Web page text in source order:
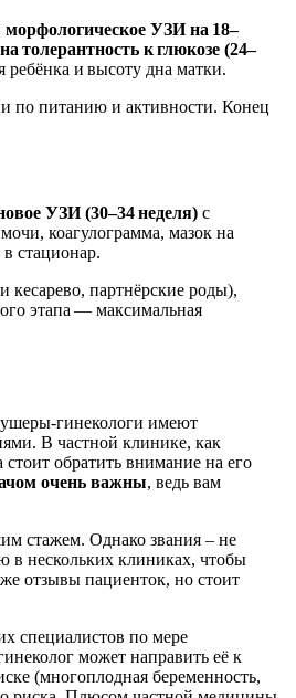
морфологическое УЗИ на 18–
толерантность к глюкозе (24–
и высоту дна матки.
по питанию и активности. Конец
УЗИ (30–34 неделя) с
коагулограмма, мазок на
стационар.
партнёрские роды),
этапа — максимальная
гинекологи имеют
В частной клинике, как
обратить внимание на его
очень важны, ведь вам
стажем. Однако звания – не
в нескольких клиниках, чтобы
отзывы пациенток, но стоит
специалистов по мере
может направить её к
(многоплодная беременность,